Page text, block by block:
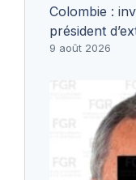
Colombie :
président
9 août 2026